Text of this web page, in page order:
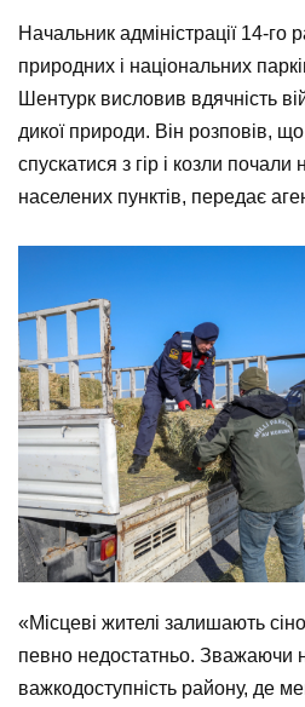
Начальник адміністрації 14-го
природних і національних
Шентурк висловив вдячність
дикої природи. Він розповів,
спускатися з гір і козли
населених пунктів, передає
«Місцеві жителі залишають
певно недостатньо. Зважаючи
важкодоступність району, де